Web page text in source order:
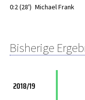
0:2 (28') Michael Frank
Bisherige
2018/19